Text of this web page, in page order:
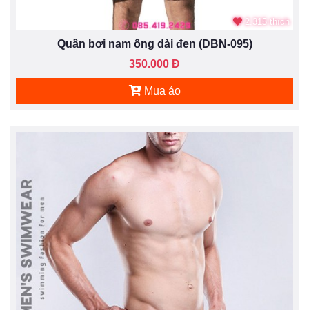
2.315 thích
Quần bơi nam ống dài đen (DBN-095)
350.000 Đ
Mua áo